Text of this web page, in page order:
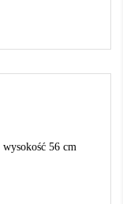
56 cm